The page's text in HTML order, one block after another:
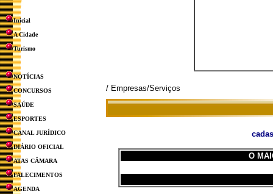
Inicial
A Cidade
Turismo
NOTÍCIAS
CONCURSOS
SAÚDE
ESPORTES
CANAL JURÍDICO
DIÁRIO OFICIAL
ATAS CÂMARA
FALECIMENTOS
AGENDA
/ Empresas/Serviços
O